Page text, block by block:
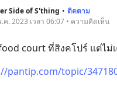
Side of S'thing • ติดตาม
ค. 2023 เวลา 06:07 • ความคิดเห็น
court ที่สิงคโปร์ แต่ไม่
pantip.com/topic/